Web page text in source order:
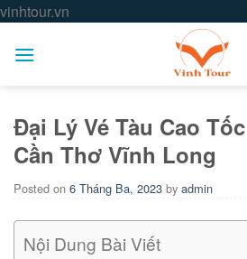
vinhtour.vn
Đại Lý Vé Tàu Cao
Cần Thơ Vĩnh Long
Posted on 6 Tháng Ba, 2023 by admin
Nội Dung Bài Viết